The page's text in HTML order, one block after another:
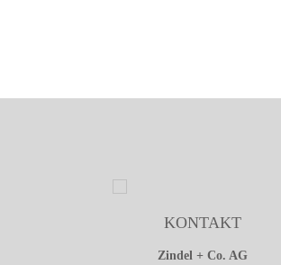
KONTAKT
Zindel + Co. AG